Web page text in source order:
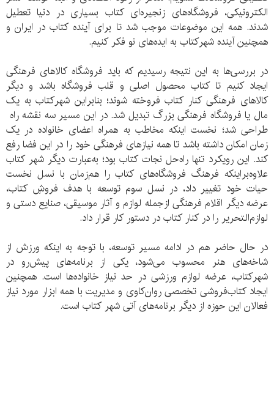
الکترونیکی، فروشگاه‌های زنجیره‌ای کتاب بسیاری در دنیا تعطیل
شدند. همه این موضوعات موجب شد تا برای آینده کتاب در ایران و
همچنین آینده شهرکتاب به ایده‌های نو فکر کنیم.
در بررسی‌ها به این نتیجه رسیدیم که باید فروشگاه کالا‌های فرهنگی
ایجاد کنیم تا کتاب محصول اصلی و قلب فروشگاه باشد و دیگر
کالا‌های فرهنگی کنار کتاب فروخته شوند؛ بنابراین شهرکتاب به یک
مال یا فروشگاه فرهنگی بزرگ تبدیل شد. در این مسیر سه نقشه راه
طراحی شد؛ نخست اینکه مخاطب به همراه اعضای خانواده در یک
زمان امکان داشته باشد تا همه نیاز‌های فرهنگی خود را در این فضا رفع
کند. این رویکرد تنها راه‌حل نجات کتاب بود؛ به‌عبارت دیگر شهر کتاب
علاوه‌براینکه فرهنگ فروشگاه‌های کتاب را هم‌زمان با نسل نخست
حیات خود تغییر داد، در نسل سوم توسعه با هدف فروشِ کتاب،
عرضه دیگر اقلام فرهنگی از‌جمله لوازم و آثار موسیقی، صنایع دستی و
لوازم‌التحریر را در کنار کتاب در دستور کار قرار داد.
در حال حاضر هم در ادامه مسیر توسعه، با توجه به اینکه ورزش از
شاخه‌های هنر محسوب می‌شود، یکی از برنامه‌های پیش‌رو در
شهرکتاب، عرضه لوازم ورزشی در حد نیاز خانواده‌ها است. همچنین
ایجاد کتاب‌فروشی تخصصی روان‌‌کاوی و مدیریت با همه ابزار مورد نیاز
فعالان این حوزه از دیگر برنامه‌های آتی شهر کتاب است.